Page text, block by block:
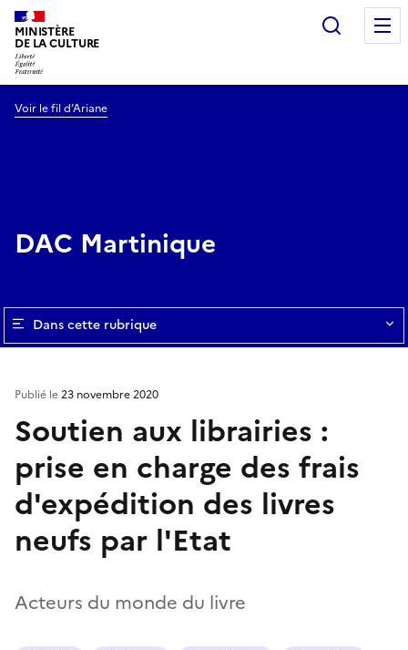
MINISTÈRE
DE LA CULTURE
Voir le fil d’Ariane
DAC Martinique
Dans cette rubrique
Soutien aux librairies :
prise en charge des frais
d'expédition des livres
neufs par l'Etat
Acteurs du monde du livre
Publié le23 novembre 2020